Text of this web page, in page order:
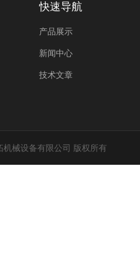
快速导航
产品展示
新闻中心
技术文章
械设备有限公司 版权所有